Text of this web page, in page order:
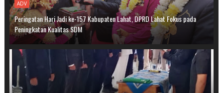
ADV
Peringatan Hari Jadi ke-157 Kabupaten Lahat, DPRD Lahat Fokus pada
Peningkatan Kualitas SDM